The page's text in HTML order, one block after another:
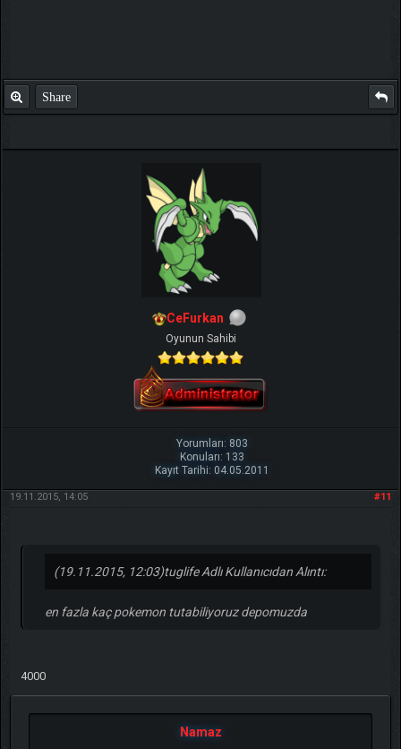
Share
CeFurkan
Oyunun Sahibi
Yorumları: 803
Konuları: 133
Kayıt Tarihi: 04.05.2011
#11
19.11.2015, 14:05
(19.11.2015, 12:03)tuglife Adlı Kullanıcıdan Alıntı:
en fazla kaç pokemon tutabiliyoruz depomuzda
4000
Namaz